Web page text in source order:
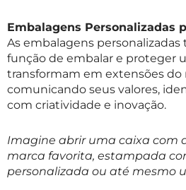
Embalagens Personalizadas
As embalagens
função de embalar e proteger
transformam em extensões do
comunicando seus valores,
com criatividade e inovação.
Imagine abrir uma caixa com
marca favorita, estampada
personalizada ou até mesmo